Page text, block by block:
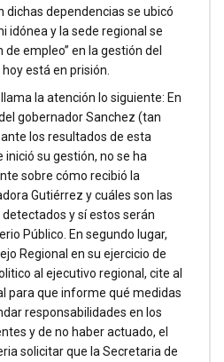
dichas dependencias se ubicó
idónea y la sede regional se
empleo” en la gestión del
está en prisión.
la atención lo siguiente: En
gobernador Sanchez (tan
los resultados de esta
su gestión, no se ha
sobre cómo recibió la
Gutiérrez y cuáles son las
y sí estos serán
Público. En segundo lugar,
Regional en su ejercicio de
al ejecutivo regional, cite al
para que informe qué medidas
responsabilidades en los
y de no haber actuado, el
solicitar que la Secretaria de